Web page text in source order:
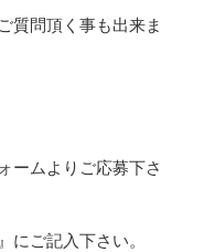
質問頂く事も出来ま
ームよりご応募下さ
にご記入下さい。